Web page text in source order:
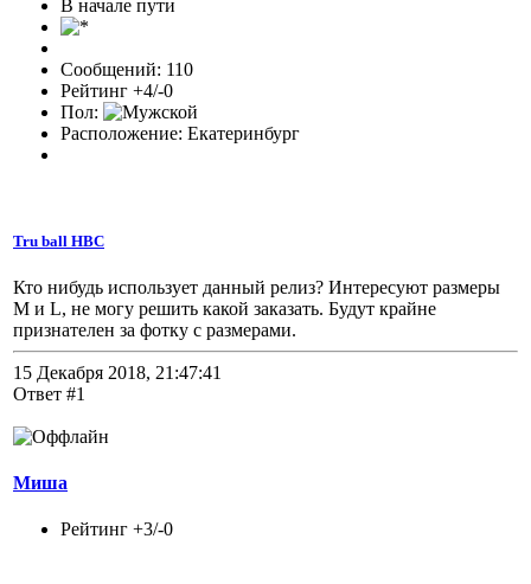
В начале пути
Сообщений: 110
Рейтинг +4/-0
Пол:
Расположение: Екатеринбург
Tru ball HBC
Кто нибудь использует данный релиз? Интересуют размеры
M и L, не могу решить какой заказать. Будут крайне
признателен за фотку с размерами.
15 Декабря 2018, 21:47:41
Ответ #1
Миша
Рейтинг +3/-0